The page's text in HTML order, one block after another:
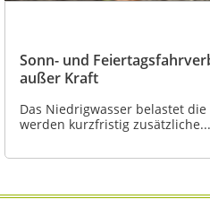
Sonn- und
außer Kraft
Das Niedrigwasser belastet
werden kurzfristig zusätzliche...